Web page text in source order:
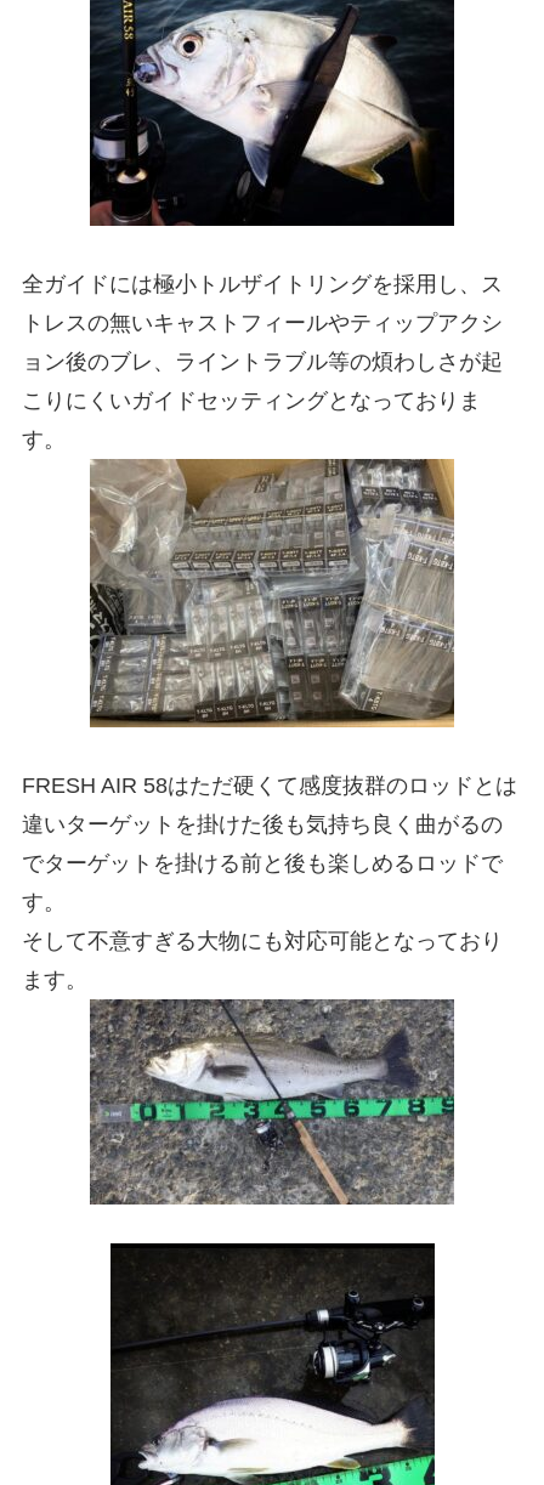
全ガイドには極小トルザイトリングを採用し、ス
トレスの無いキャストフィールやティップアクシ
ョン後のブレ、ライントラブル等の煩わしさが起
こりにくいガイドセッティングとなっておりま
す。
FRESH AIR 58はただ硬くて感度抜群のロッドとは
違いターゲットを掛けた後も気持ち良く曲がるの
でターゲットを掛ける前と後も楽しめるロッドで
す。
そして不意すぎる大物にも対応可能となっており
ます。